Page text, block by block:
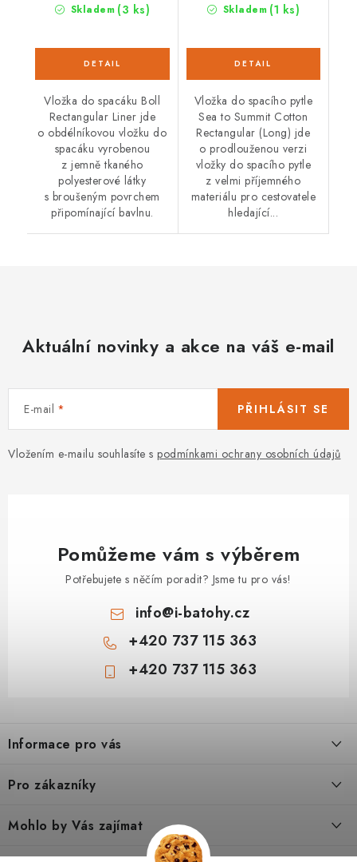
Skladem (3 ks)
Vložka do spacáku Boll
Rectangular Liner jde
o obdélníkovou vložku do
spacáku vyrobenou
z jemně tkaného
polyesterové látky
s broušeným povrchem
připomínající bavlnu.
Skladem (1 ks)
Vložka do spacího pytle
Sea to Summit Cotton
Rectangular (Long) jde
o prodlouženou verzi
vložky do spacího pytle
z velmi příjemného
materiálu pro cestovatele
hledající...
Aktuální novinky a akce na váš e-mail
E-mail
Vložením e-mailu souhlasíte s podmínkami ochrany osobních údajů
PŘIHLÁSIT SE
Pomůžeme vám s výběrem
Potřebujete s něčím poradit? Jsme tu pro vás!
info@i-batohy.cz
+420 737 115 363
+420 737 115 363
p
a
Informace pro vás
Doprava a platba
Pro zákazníky
Podmínky ochrany osobní údaje
Mohlo by Vás zajímat
Dárkové poukazy